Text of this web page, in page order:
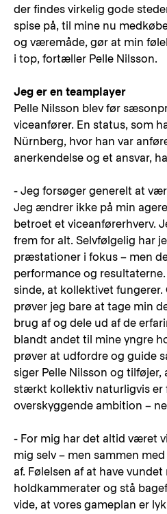
der findes virkelig gode
spise på, til mine nu
og væremåde, gør at min
i top, fortæller Pelle Nilsson.
Jeg er en teamplayer
Pelle Nilsson blev før
viceanfører. En status, som
Nürnberg, hvor han var
anerkendelse og et ansvar,
- Jeg forsøger generelt at
Jeg ændrer ikke på min
betroet et viceanførerhverv.
frem for alt. Selvfølgelig har
præstationer i fokus – men
performance og
sinde, at kollektivet
prøver jeg bare at tage min
brug af og dele ud af de
blandt andet til mine yngre
prøver at udfordre og guide
siger Pelle Nilsson og tilføjer,
stærkt kollektiv naturligvis er
overskyggende ambition –
- For mig har det altid været
mig selv – men sammen
af. Følelsen af at have
holdkammerater og stå
vide, at vores gameplan er